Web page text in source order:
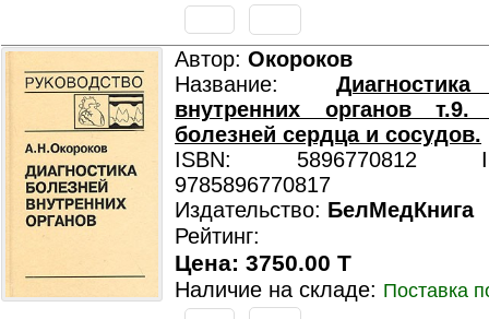
Автор: Окороков
Название:
внутренних органов т.9.
болезней сердца и сосудов.
ISBN: 5896770812
9785896770817
Издательство: БелМедКнига
Рейтинг:
Цена: 3750.00 T
Наличие на складе: Поставка